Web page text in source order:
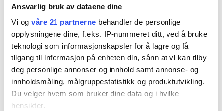
Ansvarlig bruk av dataene dine
Vi og våre 21 partnerne behandler de personlige
opplysningene dine, f.eks. IP-nummeret ditt, ved å bruke
teknologi som informasjonskapsler for å lagre og få
tilgang til informasjon på enheten din, sånn at vi kan tilby
deg personlige annonser og innhold samt annonse- og
innholdsmåling, målgruppestatistikk og produktutvikling.
Du velger hvem som bruker dine data og i hvilke
hensikter.
Avhandlingens overordnede problemstilling er
hvordan innvandrere opplever forholdet mellom
integrering og arbeid i det norske arbeidslivet. Det
ble gjennomført tre delstudier knyttet til tre
forskningsspørsmål som er utgangspunkt for de
tre artiklene som utgjør avhandlingen: